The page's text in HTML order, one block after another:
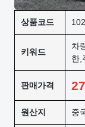
상품코드
키워드
차
한,
판매가격
원산지 중